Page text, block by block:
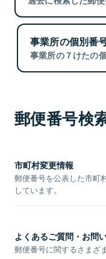
事業所の個別番
事業所の７けたの
郵便番号検
市町村変更情報
郵便番号を公表した市町
しています。
よくあるご質問・お問
郵便番号に関するさまざ